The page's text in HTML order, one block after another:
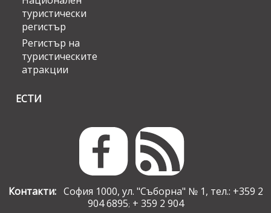
туристически
регистър
Регистър на
туристическите
атракции
ЕСТИ
Контакти:София 1000, ул. "Съборна" № 1, тел.: +359 2
904 6895; + 359 2 904